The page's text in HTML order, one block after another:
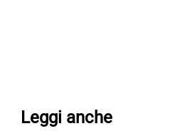
Leggi anche